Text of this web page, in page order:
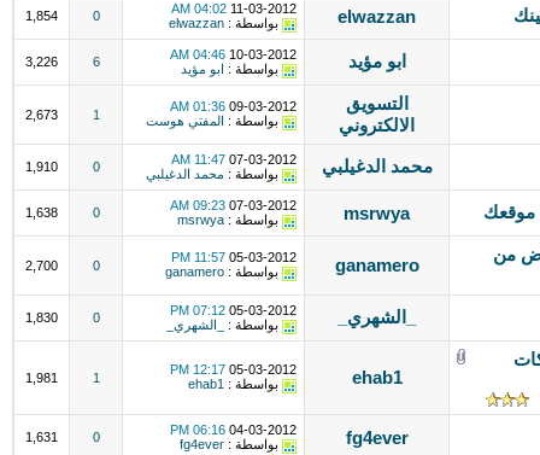
elwazzan
11-03-2012
04:02 AM
بواسطة : elwazzan
0
1,854
ابو مؤيد 10-03-2012
04:46 AM
بواسطة :
ابو مؤيد 6
3,226
التسويق
الالكتروني
09-03-2012
01:36 AM
بواسطة :
المفتي هوست 1
2,673
محمد الدغيلبي 07-03-2012
11:47 AM
بواسطة : محمد الدغيلبي 0
1,910
موقعك msrwya
07-03-2012
09:23 AM
بواسطة : msrwya
0
1,638
من
ganamero
05-03-2012
11:57 PM
بواسطة : ganamero
0
2,700
_الشهري_ 05-03-2012
07:12 PM
بواسطة :
_الشهري_ 0
1,830
ehab1
05-03-2012
12:17 PM
بواسطة : ehab1
1
1,981
fg4ever
04-03-2012
06:16 PM
بواسطة : fg4ever
0
1,631